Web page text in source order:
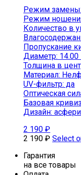
Режим
Режим
Количество в
Пропускание
Диаметр:
Толщина в
Материал:
UV-фильтр: да
Оптическая
Базовая
Дизайн:
2 190 ₽
2 190 ₽ Select
Гарантия
на все товары